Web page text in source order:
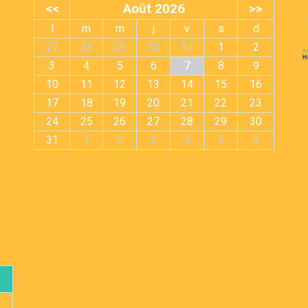
<< Août 2026 >>
l m m j v s
d
27
28 29 30 31 1
2
3
4 5 6 7 8
9
10
11 12 13 14 15
16
17
18 19 20 21 22
23
24
25 26 27 28 29
30
31
1 2 3 4 5 6